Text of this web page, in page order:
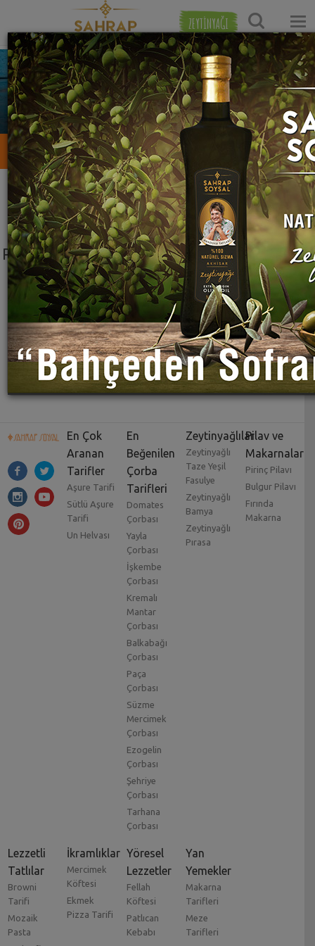
ZEYTİNYAĞI
meryem fidan
0 0 0
Tarifleri Yaptığı Tarifler Favori Tarifleri Takip Ettikleri
Paylaştığı hiç tarif yok ama olsa iyi olurdu:(
En Çok
Aranan
Tarifler
Aşure Tarifi
Sütlü Aşure
Tarifi
Un Helvası
En
Beğenilen
Çorba
Tarifleri
Domates
Çorbası
Yayla
Çorbası
İşkembe
Çorbası
Kremalı
Mantar
Çorbası
Balkabağı
Çorbası
Paça
Çorbası
Süzme
Mercimek
Çorbası
Ezogelin
Çorbası
Şehriye
Çorbası
Tarhana
Çorbası
Zeytinyağlılar
Zeytinyağlı
Taze Yeşil
Fasulye
Zeytinyağlı
Bamya
Zeytinyağlı
Pırasa
Pilav ve
Makarnalar
Pirinç Pilavı
Bulgur Pilavı
Fırında
Makarna
Lezzetli
Tatlılar
Browni
Tarifi
Mozaik
Pasta
İkramlıklar
Mercimek
Köftesi
Ekmek
Pizza Tarifi
Yöresel
Lezzetler
Fellah
Köftesi
Patlıcan
Kebabı
Yan
Yemekler
Makarna
Tarifleri
Meze
Tarifleri